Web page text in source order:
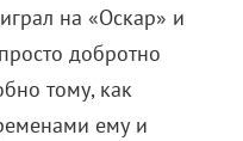
на «Оскар» и
добротно
тому, как
ему и